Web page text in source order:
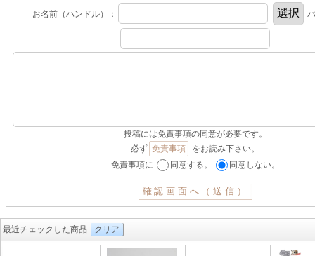
お名前（ハンドル）：
投稿には免責事項の同意が必要です。
必ず 免責事項
をお読み下さい。
免責事項に
同意する。 同意しない。
最近チェックした商品 クリア